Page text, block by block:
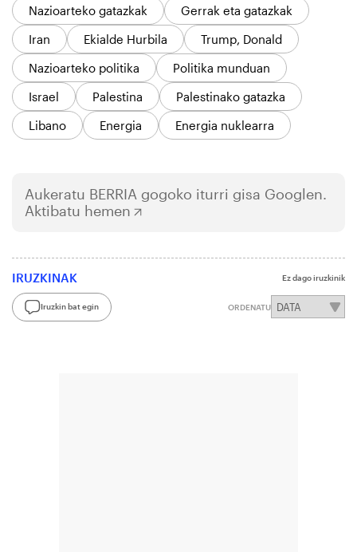
Nazioarteko gatazkak
Gerrak eta gatazkak
Iran
Ekialde Hurbila
Trump, Donald
Nazioarteko politika
Politika munduan
Israel
Palestina
Palestinako gatazka
Libano
Energia Energia nuklearra
Aukeratu BERRIA gogoko iturri gisa Googlen.
Aktibatu hemen
IRUZKINAK Ez dago iruzkinik
Iruzkin bat egin ORDENATU